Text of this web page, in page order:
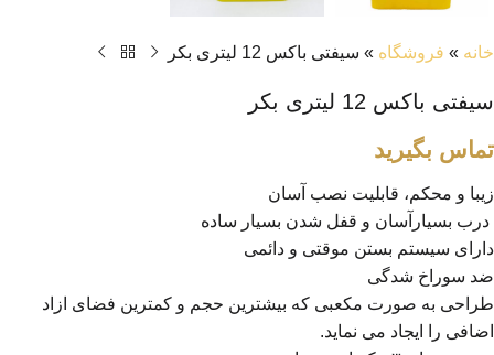
خانه » فروشگاه » سیفتی باکس 12 لیتری بکر
سیفتی باکس 12 لیتری بکر
تماس بگیرید
زیبا و محکم، قابلیت نصب آسان
درب بسیارآسان و قفل شدن بسیار ساده
دارای سیستم بستن موقتی و دائمی
ضد سوراخ شدگی
طراحی به صورت مکعبی که بیشترین حجم و کمترین فضای ازاد
اضافی را ایجاد می نماید.